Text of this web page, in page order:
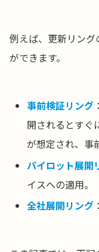
例えば、更新リング
ができます。
事前検証リング
開されるとすぐ
が想定され、事
パイロット展開
イスへの適用。
全社展開リング